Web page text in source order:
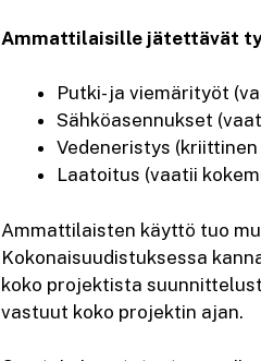
Ammattilaisille jätettävät
Putki- ja viemärityöt
Sähköasennukset
Vedeneristys
Laatoitus (vaatii
Ammattilaisten käyttö tuo
Kokonaisuudistuksessa
koko projektista
vastuut koko projektin ajan.